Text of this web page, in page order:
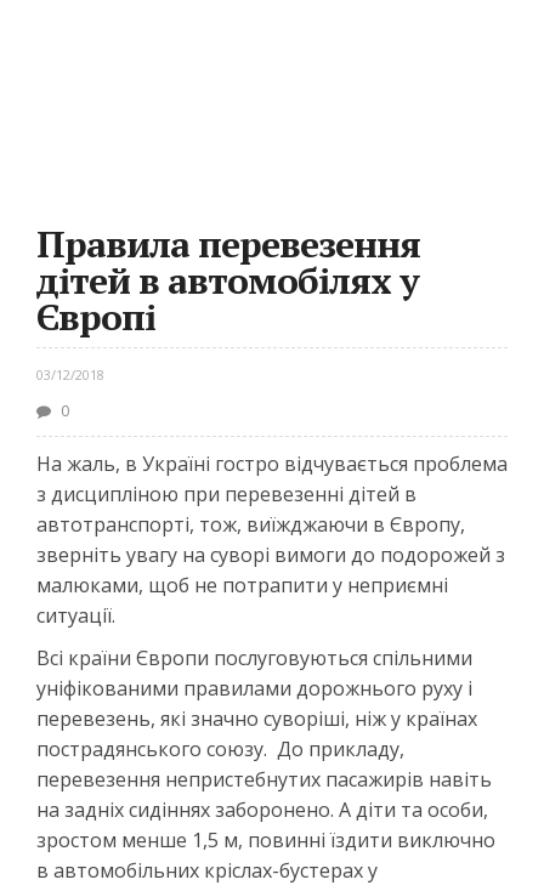
Правила перевезення
дітей в автомобілях у
Європі
03/12/2018
0
На жаль, в Україні гостро відчувається проблема
з дисципліною при перевезенні дітей в
автотранспорті, тож, виїжджаючи в Європу,
зверніть увагу на суворі вимоги до подорожей з
малюками, щоб не потрапити у неприємні
ситуації.
Всі країни Європи послуговуються спільними
уніфікованими правилами дорожнього руху і
перевезень, які значно суворіші, ніж у країнах
пострадянського союзу. До прикладу,
перевезення непристебнутих пасажирів навіть
на задніх сидіннях заборонено. А діти та особи,
зростом менше 1,5 м, повинні їздити виключно
в автомобільних кріслах-бустерах у